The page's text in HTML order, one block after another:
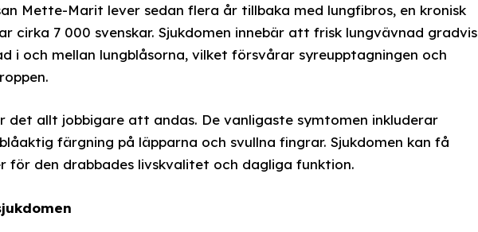
Mette-Marit lever sedan flera år tillbaka med lungfibros, en kronisk
cirka 7 000 svenskar. Sjukdomen innebär att frisk lungvävnad gradvis
i och mellan lungblåsorna, vilket försvårar syreupptagningen och
det allt jobbigare att andas. De vanligaste symtomen inkluderar
färgning på läpparna och svullna fingrar. Sjukdomen kan få
för den drabbades livskvalitet och dagliga funktion.